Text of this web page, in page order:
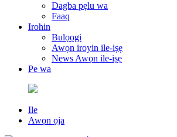
Dagba pẹlu wa
Faaq
Irohin
Bulọọgi
Awọn iroyin ile-iṣẹ
News Awọn ile-iṣẹ
Pe wa
Ile
Awọn ọja